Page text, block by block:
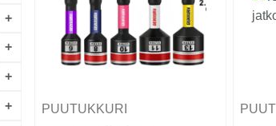
+
+
+
+ PUUTUKKURI